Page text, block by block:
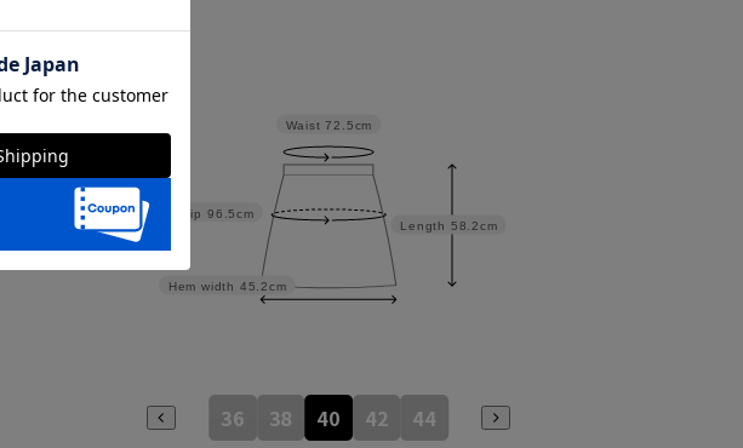
Length 58.2cm
Hem width 45.2cm
Hip 96.5cm
Waist 72.5cm
36 38 40 42 44